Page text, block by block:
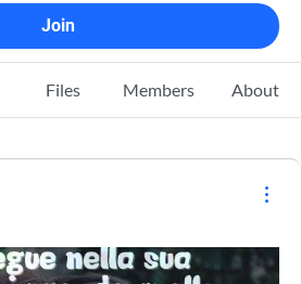
Join
Files Members About